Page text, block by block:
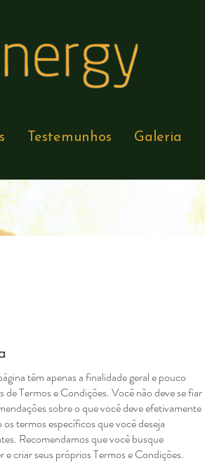
Testemunhos Galeria
têm apenas a finalidade geral e pouco
Termos e Condições. Você não deve se fiar
sobre o que você deve efetivamente
termos específicos que você deseja
Recomendamos que você busque
criar seus próprios Termos e Condições.